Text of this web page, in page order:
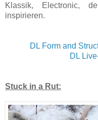
Klassik, Electronic,
inspirieren.
DL Form and
DL
Stuck in a Rut: